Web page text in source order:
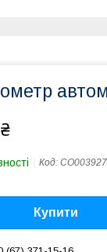
Код: CO003927
Купити